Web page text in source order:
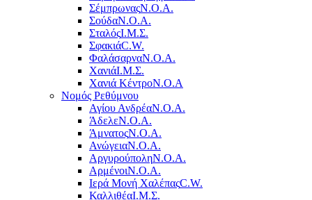
ΣέμπρωναςΝ.Ο.Α.
ΣούδαΝ.Ο.Α.
ΣταλόςΙ.Μ.Σ.
ΣφακιάC.W.
ΦαλάσαρναΝ.Ο.Α.
ΧανιάΙ.Μ.Σ.
Χανιά ΚέντροN.O.A
Νομός Ρεθύμνου
Αγίου ΑνδρέαΝ.Ο.Α.
ΆδελεΝ.Ο.Α.
ΆμνατοςΝ.Ο.Α.
ΑνώγειαΝ.Ο.Α.
ΑργυρούποληΝ.Ο.Α.
ΑρμένοιΝ.Ο.Α.
Ιερά Μονή ΧαλέπαςC.W.
ΚαλλιθέαΙ.Μ.Σ.